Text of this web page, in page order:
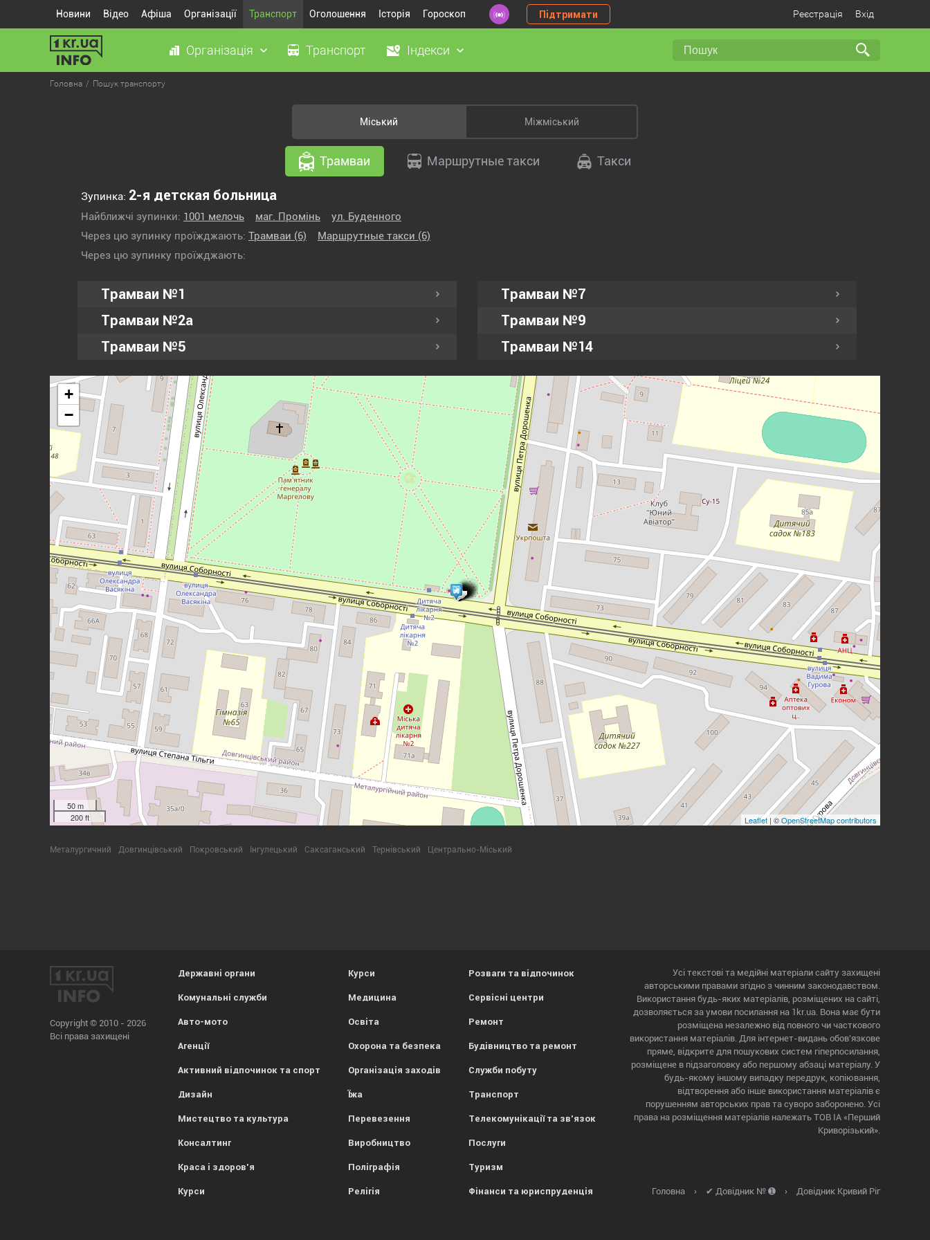
Новини Відео Афіша Організації Транспорт Оголошення Історія Гороскоп Підтримати Реєстрація Вхід
Організація Транспорт Індекси
Головна Пошук транспорту
Міський Міжміський
Трамваи Маршрутные такси Такси
Зупинка: 2-я детская больница
Найближчі зупинки: 1001 мелочь маг. Промінь
ул. Буденного
Через цю зупинку проїжджають: Трамваи (6) Маршрутные такси (6)
Через цю зупинку проїжджають:
Трамваи №1
Трамваи №2а
Трамваи №5
Трамваи №7
Трамваи №9
Трамваи №14
+
−
50 m
200 ft
Leaflet | ©OpenStreetMap contributors
Металургичний Довгинцівський Покровський Інгулецький Саксаганський Тернівський Центрально-Міський
Copyright © 2010 - 2026
Всі права захищені
Державні органи
Комунальні служби
Авто-мото
Агенції
Активний відпочинок та спорт
Дизайн
Мистецтво та культура
Консалтинг
Краса і здоров'я
Курси
Курси
Медицина
Освіта
Охорона та безпека
Організація заходів
Їжа
Перевезення
Виробництво
Поліграфія
Релігія
Розваги та відпочинок
Сервісні центри
Ремонт
Будівництво та ремонт
Служби побуту
Транспорт
Телекомунікації та зв'язок
Послуги
Туризм
Фінанси та юриспруденція
Усі текстові та медійні матеріали сайту захищені
авторськими правами згідно з чинним законодавством.
Використання будь-яких матеріалів, розміщених на сайті,
дозволяється за умови посилання на 1kr.ua. Вона має бути
розміщена незалежно від повного чи часткового
використання матеріалів. Для інтернет-видань обов'язкове
пряме, відкрите для пошукових систем гіперпосилання,
розміщене в підзаголовку або першому абзаці матеріалу. У
будь-якому іншому випадку передрук, копіювання,
відтворення або інше використання матеріалів є
порушенням авторських прав та суворо заборонено. Усі
права на розміщення матеріалів належать ТОВ ІА «Перший
Криворізький».
Головна › ✔ Довідник № ➊ › Довідник Кривий Ріг